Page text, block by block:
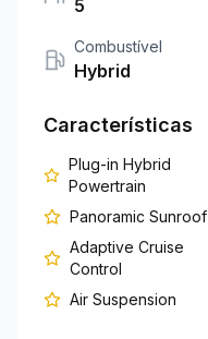
5
Combustível
Hybrid
Características
Plug-in Hybrid
Powertrain
Panoramic Sunroof
Adaptive Cruise
Control
Air Suspension